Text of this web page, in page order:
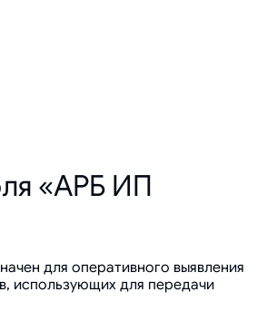
«АРБ ИП
для оперативного выявления
использующих для передачи